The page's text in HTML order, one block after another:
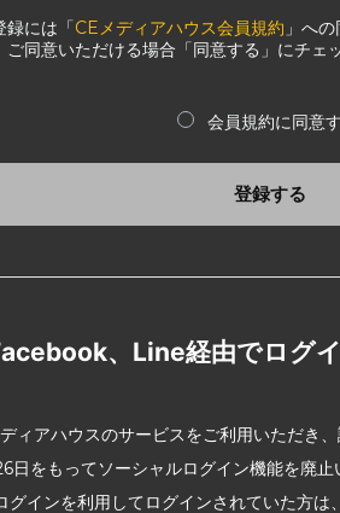
録には「CEメディアハウス会員規約 」へ
ご同意いただける場合「同意する」にチェ
会員規約に同意
登録する
、Line経由でログ
ィアハウスのサービスをご利用いただき、
日をもってソーシャルログイン機能を廃止
グインを利用してログインされていた方は